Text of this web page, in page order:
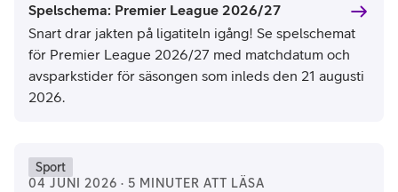
Spelschema: Premier League 2026/27
Snart drar jakten på ligatiteln igång! Se spelschemat
för Premier League 2026/27 med matchdatum och
avsparkstider för säsongen som inleds den 21 augusti
2026.
Sport
04 JUNI 2026 · 5 MINUTER ATT LÄSA